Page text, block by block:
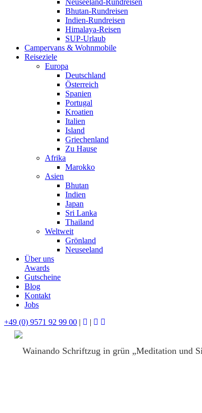
Neuseeland-Rundreisen
Bhutan-Rundreisen
Indien-Rundreisen
Himalaya-Reisen
SUP-Urlaub
Campervans & Wohnmobile
Reiseziele
Europa
Deutschland
Österreich
Spanien
Portugal
Kroatien
Italien
Island
Griechenland
Zu Hause
Afrika
Marokko
Asien
Bhutan
Indien
Japan
Sri Lanka
Thailand
Weltweit
Grönland
Neuseeland
Über uns
Awards
Gutscheine
Blog
Kontakt
Jobs
+49 (0) 9571 92 99 00 | |